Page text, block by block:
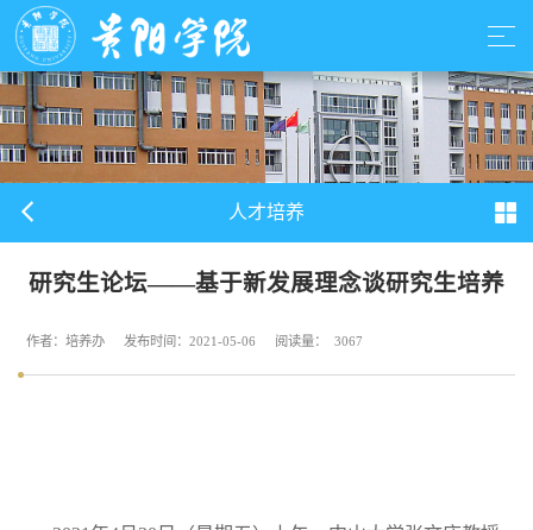
人才培养
研究生论坛——基于新发展理念谈研究生培养
作者：培养办 发布时间：2021-05-06 阅读量： 3067